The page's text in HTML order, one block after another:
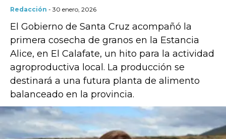
Redacción - 30 enero, 2026
El Gobierno de Santa Cruz acompañó la
primera cosecha de granos en la Estancia
Alice, en El Calafate, un hito para la actividad
agroproductiva local. La producción se
destinará a una futura planta de alimento
balanceado en la provincia.